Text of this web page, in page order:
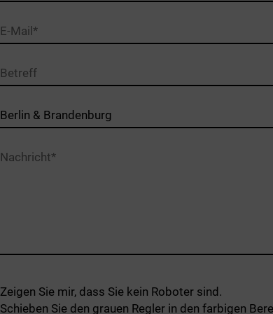
Ich stimme zu, dass meine Angaben aus dem
Anfrage erhoben und verarbeitet werden. Die Daten
Ihrer Anfrage gelöscht.
Zeigen Sie mir, dass Sie kein Roboter sind.
Schieben Sie den grauen Regler in den farbigen